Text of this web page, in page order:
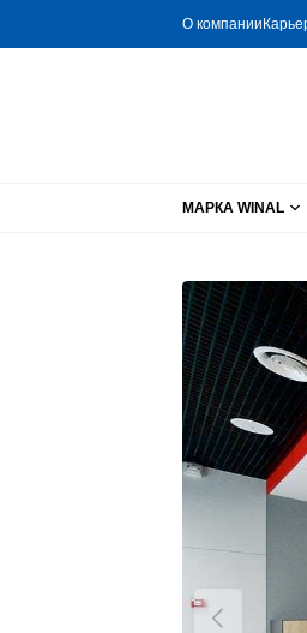
О компании
МАРКА WINAL